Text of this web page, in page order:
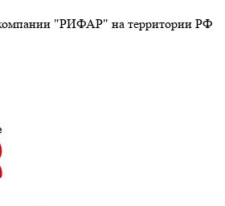
"РИФАР" на территории РФ